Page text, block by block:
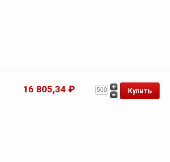
16 805,34 ₽